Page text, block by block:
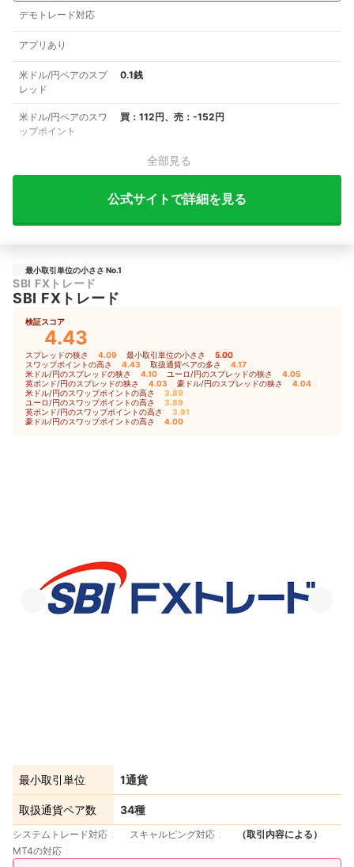
デモトレード対応
アプリあり
米ドル/円ペアのスプ
レッド
0.1銭
米ドル/円ペアのスワ
ップポイント
買：112円、売：-152円
全部見る
公式サイトで詳細を見る
最小取引単位の小ささ No.1
SBI FXトレード
SBI FXトレード
検証スコア
4.43
スプレッドの狭さ 4.09 最小取引単位の小ささ 5.00
スワップポイントの高さ 4.43 取扱通貨ペアの多さ 4.17
米ドル/円のスプレッドの狭さ 4.10 ユーロ/円のスプレッドの狭さ 4.05
英ポンド/円のスプレッドの狭さ 4.03 豪ドル/円のスプレッドの狭さ 4.04
米ドル/円のスワップポイントの高さ 3.89
ユーロ/円のスワップポイントの高さ 3.89
英ポンド/円のスワップポイントの高さ 3.91
豪ドル/円のスワップポイントの高さ 4.00
最小取引単位 1通貨
取扱通貨ペア数 34種
システムトレード対応 スキャルピング対応
（取引内容による）
MT4の対応